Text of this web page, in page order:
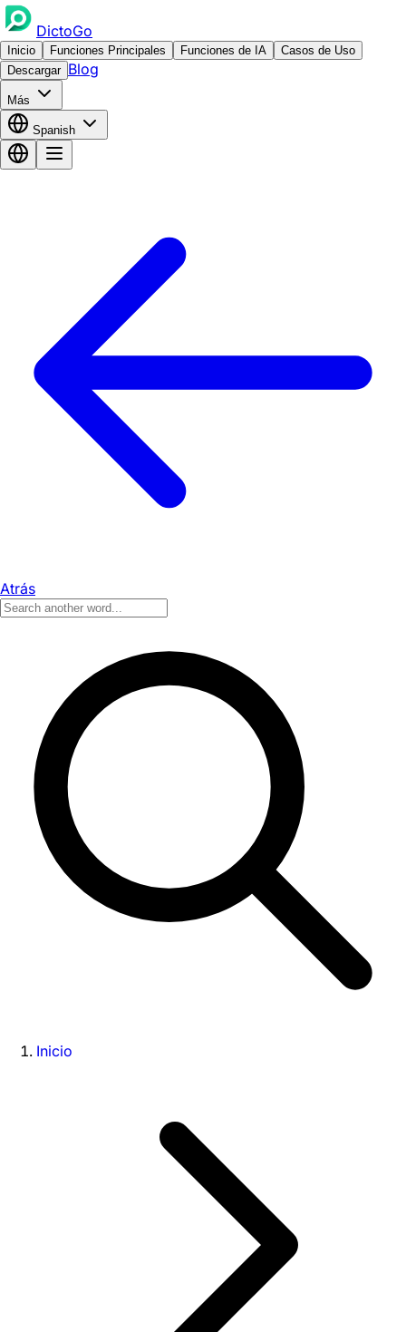
DictoGo
Inicio Funciones Principales Funciones de IA
Casos de Uso
Descargar Blog
Más
Spanish
Atrás
Inicio